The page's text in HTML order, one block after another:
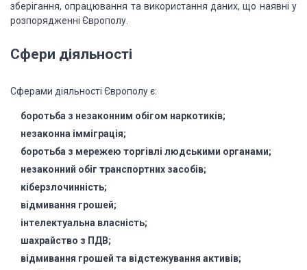
зберігання, опрацювання та використання даних, що наявні у
розпорядженні Європолу.
Сфери діяльності
Сферами діяльності Європолу є:
боротьба з незаконним обігом наркотиків;
незаконна імміграція;
боротьба з мережею торгівлі людськими органами;
незаконний обіг транспортних засобів;
кіберзлочинність;
відмивання грошей;
інтелектуальна власність;
шахрайство з ПДВ;
відмивання грошей та відстежування активів;